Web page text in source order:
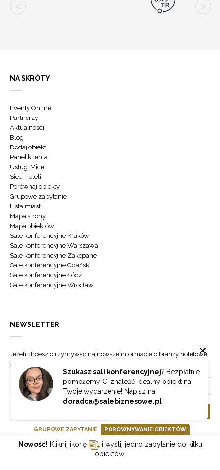
Szukasz sali konferencyjnej? Bezpłatnie
pomożemy Ci znaleźć idealny obiekt na
Twoje wydarzenie! Napisz na
doradca@salebiznesowe.pl
NA SKRÓTY
Eventy Online
Partnerzy
Aktualności
Blog
Dodaj obiekt
Panel klienta
Usługi Mice
Sieci hoteli
Porównaj obiekty
Grupowe zapytanie
Lista miast
Mapa strony
Mapa obiektów
Sale konferencyjne Kraków
Sale konferencyjne Warszawa
Sale konferencyjne Zakopane
Sale konferencyjne Gdańsk
Sale konferencyjne Łódź
Sale konferencyjne Wrocław
NEWSLETTER
Jeżeli chcesz otrzymywać najnowsze informacje o branży hotelowej
zapisz się do naszego newslettera.
GOONLINE.PL SPÓŁKA Z OGRANICZONĄ ODPOWIEDZIALNOŚCIĄ SP.K.
REGULAMIN
GRUPOWE ZAPYTANIE PORÓWNYWANIE OBIEKTÓW
Nowość! Kliknij ikonę
i wyślij jedno zapytanie do kilku
obiektów.